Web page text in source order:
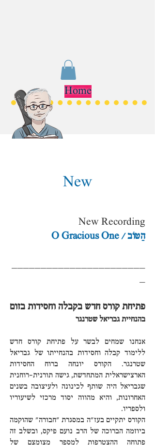
Home
New
New Recording
הַטּוֹב / O Gracious One
פתיחת קורס חדש בקבלה וחסידות בזום
בהנחיית גבריאל שטרנגר
אנחנו שמחים לבשר על פתיחת קורס חדש
ללימוד קבלה וחסידות בהנחייתו של גבריאל
שטרנגר. הקורס יונחה ברוח החסידות
הארצישראלית המתחדשת, גישה תורנית-רוחנית
שגבריאל היה שותף לכינונה ולעיצובה בשנים
האחרונות, והיא מהווה יסוד מרכזי לשיעוריו
ולספריו.
הקורס יתקיים בעז"ה במסגרת "חבורה" שהוקמה
ביוזמה הברוכה של הרב נועם פיקס, ובשלב זה
פתוחה ההצטרפות למספר מצומצם של